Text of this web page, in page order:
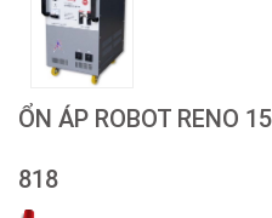
ỔN ÁP ROBOT RENO
818